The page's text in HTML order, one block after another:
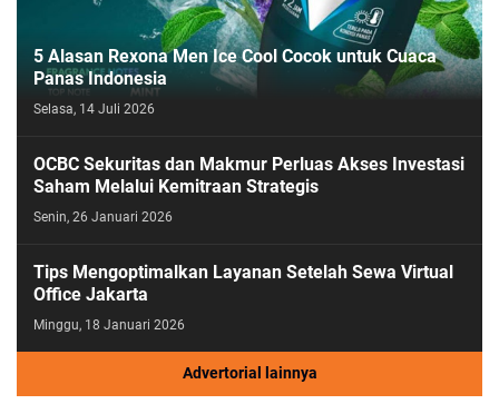
5 Alasan Rexona Men Ice Cool Cocok untuk Cuaca
Panas Indonesia
Selasa, 14 Juli 2026
OCBC Sekuritas dan Makmur Perluas Akses Investasi
Saham Melalui Kemitraan Strategis
Senin, 26 Januari 2026
Tips Mengoptimalkan Layanan Setelah Sewa Virtual
Office Jakarta
Minggu, 18 Januari 2026
Advertorial lainnya